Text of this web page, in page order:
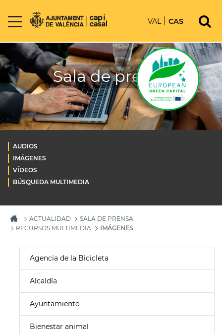
VAL CAS
Sala de prensa
AUDIOS
IMÁGENES
VÍDEOS
BÚSQUEDA MULTIMEDIA
ACTUALIDAD
SALA DE PRENSA
RECURSOS MULTIMEDIA
IMÁGENES
Agencia de la Bicicleta
Alcaldía
Ayuntamiento
Bienestar animal